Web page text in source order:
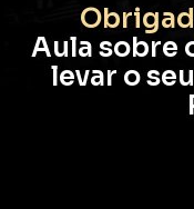
Aula sobre
levar o